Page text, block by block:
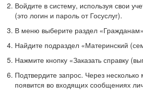
Войдите в систему, используя свои
(это логин и пароль от Госуслуг).
В меню выберите раздел
Найдите подраздел «Материнский
Нажмите кнопку «Заказать справку
Подтвердите запрос. Через несколько
появится во входящих сообщениях